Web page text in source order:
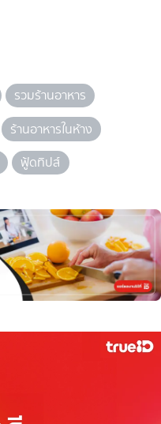
รวมร้านอาหาร
ร้านอาหารในห้าง
ฟู้ดทิปส์